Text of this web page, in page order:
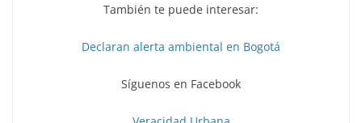
También te puede interesar:
Declaran alerta ambiental en Bogotá
Síguenos en Facebook